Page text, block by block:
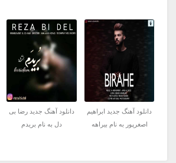
دانلود آهنگ جدید ابراهیم
اصغرپور به نام بیراهه
دانلود آهنگ جدید رضا بی
دل به نام بریدم